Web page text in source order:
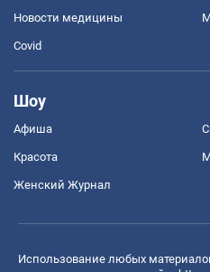
Новости медицины
Covid
Шоу
Афиша
Красота
Женский Журнал
Использование любых